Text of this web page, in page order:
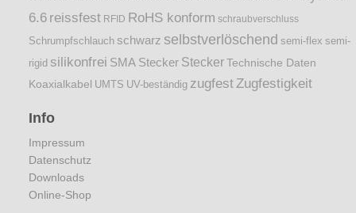
6.6 reissfest RFID RoHS konform schraubverschluss
Schrumpfschlauch schwarz selbstverlöschend semi-flex semi-
rigid silikonfrei SMA Stecker Stecker Technische Daten
Koaxialkabel UMTS UV-beständig zugfestZugfestigkeit
Info
Impressum
Datenschutz
Downloads
Online-Shop